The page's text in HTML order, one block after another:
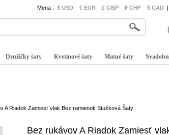
Mena : $ USD € EUR £ GBP ₣ CHF $ CAD |
Družičky šaty Kvetinové šaty Matné šaty
A Riadok Zamiesť vlak Bez ramienok Stužková Šaty
Bez rukávov A Riadok Zamiesť